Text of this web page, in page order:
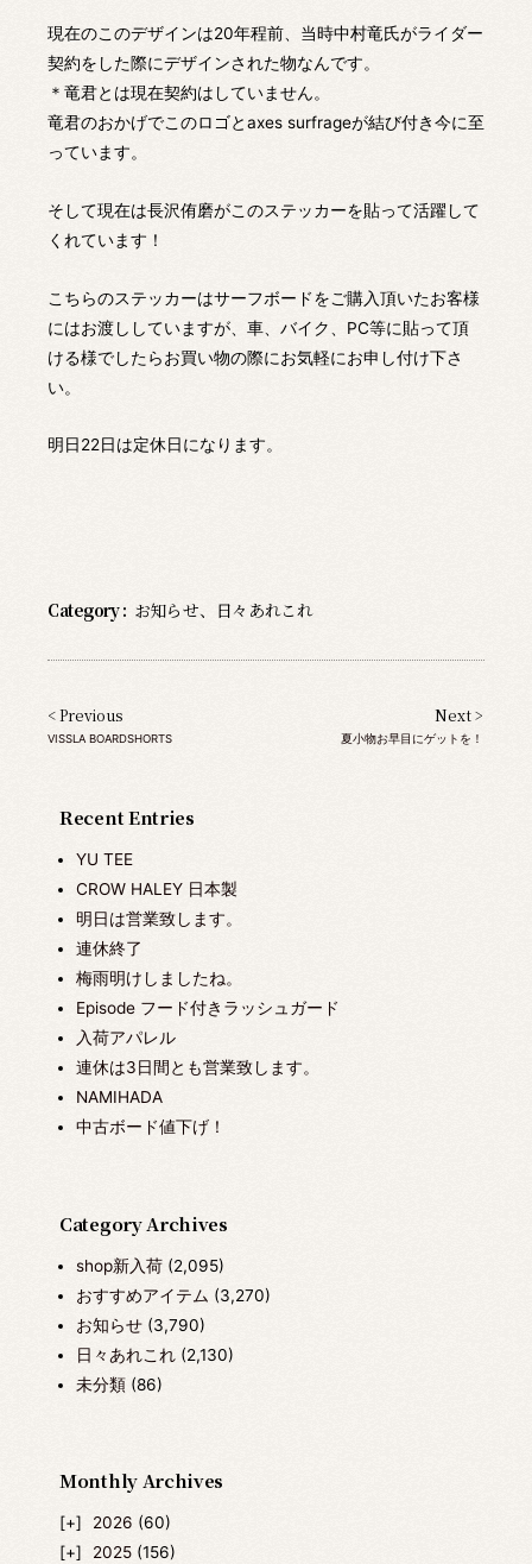
Recent Entries
YU TEE
CROW HALEY 日本製
明日は営業致します。
連休終了
梅雨明けしましたね。
Episode フード付きラッシュガード
入荷アパレル
連休は3日間とも営業致します。
NAMIHADA
中古ボード値下げ！
Category Archives
shop新入荷(2,095)
おすすめアイテム (3,270)
お知らせ(3,790)
日々あれこれ(2,130)
未分類(86)
Monthly Archives
2026 (60)
2025 (156)
現在のこのデザインは20年程前、当時中村竜氏がライダー
契約をした際にデザインされた物なんです。
＊竜君とは現在契約はしていません。
竜君のおかげでこのロゴとaxes surfrageが結び付き今に至
っています。
そして現在は長沢侑磨がこのステッカーを貼って活躍して
くれています！
こちらのステッカーはサーフボードをご購入頂いたお客様
にはお渡ししていますが、車、バイク、PC等に貼って頂
ける様でしたらお買い物の際にお気軽にお申し付け下さ
い。
明日22日は定休日になります。
Category : お知らせ、 日々あれこれ
< Previous
VISSLA BOARDSHORTS
Next >
夏小物お早目にゲットを！